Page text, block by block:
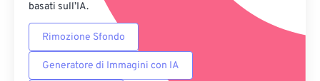
basati sull’IA.
Rimozione Sfondo
Generatore di Immagini con IA